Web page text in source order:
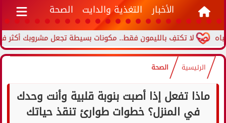
الأخبار التغذية والدايت الصحة
لا تكتفِ بالليمون فقط.. مكونات بسيطة تجعل مشروبك أكثر فائدة
الرئيسية الصحة
ماذا تفعل إذا أصبت بنوبة قلبية وأنت وحدك
في المنزل؟ خطوات طوارئ تنقذ حياتك